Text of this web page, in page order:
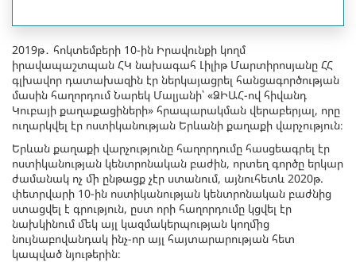
2019թ․ հոկտեմբերի 10-ին Իրավունքի կողմ
իրավապաշտպան ՀԿ նախագահ Լիլիթ Մարտիրոսյանը ՀՀ
գլխավոր դատախազին էր ներկայացրել հանցագործության
մասին հաղորդում Նարեկ Մալյանի՝ «ՁԻԱՀ-ով հիվանդ
Կուբայի քաղաքացիների» հրապարակման վերաբերյալ, որը
ուղարկվել էր ոստիկանության Երևանի քաղաքի վարչություն։
Երևան քաղաքի վարչությունը հաղորդումը հասցեագրել էր
ոստիկանության կենտրոնական բաժին, որտեղ գործը երկար
ժամանակ ոչ մի ընթացք չէր ստանում, այնուհետև 2020թ.
փետրվարի 10-ին ոստիկանության կենտրոնական բաժնից
ստացվել է գրություն, ըստ որի հաղորդումը կցվել էր
նախկինում մեկ այլ կազմակերպության կողմից
նույնաբովանդակ ինչ-որ այլ հայտարարության հետ
կապված նյութերին։